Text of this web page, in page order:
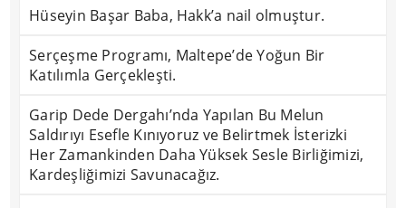
Hüseyin Başar Baba, Hakk’a nail olmuştur.
Serçeşme Programı, Maltepe’de Yoğun Bir
Katılımla Gerçekleşti.
Garip Dede Dergahı’nda Yapılan Bu Melun
Saldırıyı Esefle Kınıyoruz ve Belirtmek İsterizki
Her Zamankinden Daha Yüksek Sesle Birliğimizi,
Kardeşliğimizi Savunacağız.